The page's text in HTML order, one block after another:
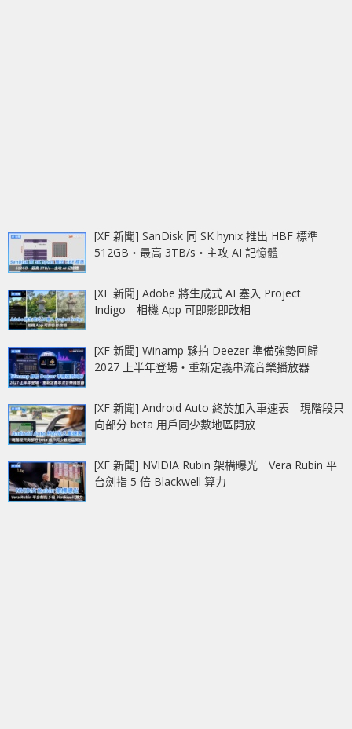
[XF 新聞] SanDisk 同 SK hynix 推出 HBF 標準
512GB‧最高 3TB/s‧主攻 AI 記憶體
[XF 新聞] Adobe 將生成式 AI 塞入 Project
Indigo 相機 App 可即影即改相
[XF 新聞] Winamp 夥拍 Deezer 準備強勢回歸
2027 上半年登場‧重新定義串流音樂播放器
[XF 新聞] Android Auto 終於加入車速表 現階段只
向部分 beta 用戶同少數地區開放
[XF 新聞] NVIDIA Rubin 架構曝光 Vera Rubin 平
台劍指 5 倍 Blackwell 算力